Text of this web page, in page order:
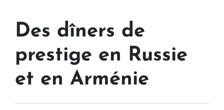
Des dîners de
prestige en Russie
et en Arménie